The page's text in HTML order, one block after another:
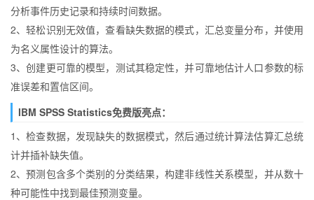
分析事件历史记录和持续时间数据。
2、轻松识别无效值，查看缺失数据的模式，汇总变量分布，并使用
为名义属性设计的算法。
3、创建更可靠的模型，测试其稳定性，并可靠地估计人口参数的标
准误差和置信区间。
IBM SPSS Statistics免费版亮点：
1、检查数据，发现缺失的数据模式，然后通过统计算法估算汇总统
计并插补缺失值。
2、预测包含多个类别的分类结果，构建非线性关系模型，并从数十
种可能性中找到最佳预测变量。